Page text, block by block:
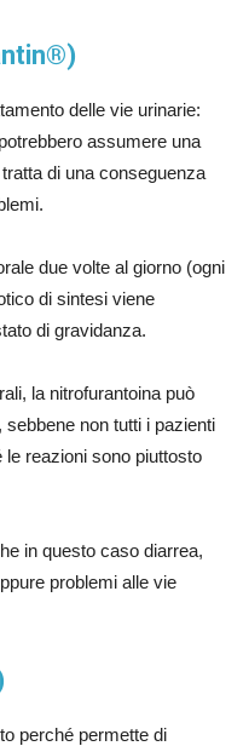
delle vie urinarie:
assumere una
di una conseguenza
due volte al giorno (ogni
di sintesi viene
di gravidanza.
la nitrofurantoina può
non tutti i pazienti
reazioni sono piuttosto
in questo caso diarrea,
problemi alle vie
perché permette di